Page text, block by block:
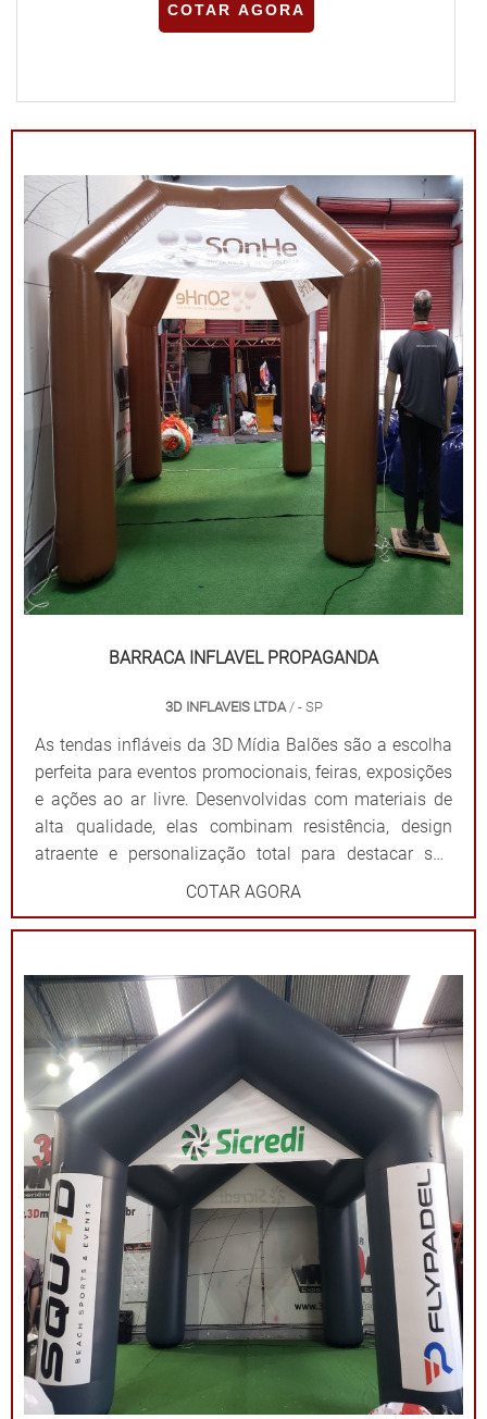
COTAR AGORA
BARRACA INFLAVEL PROPAGANDA
3D INFLAVEIS LTDA/ - SP
As tendas infláveis da 3D Mídia Balões são a escolha
perfeita para eventos promocionais, feiras, exposições
e ações ao ar livre. Desenvolvidas com materiais de
alta qualidade, elas combinam resistência, design
atraente e personalização total para destacar sua
marca de forma impactante. Cada tenda é projetada
ampla visibilidade com cores vibrantes e áreas
mensagem. Além de proteger contra sol ou chuva,
elas criam um ponto de referência visual que atrai o
público e fortalece sua presença em qualquer evento.
Por que escolher as tendas infláveis da 3D Mídia
Balões? Personalização completa: Formatos, cores e
impressões exclusivas. Praticidade: Fácil transporte,
montagem e desmontagem. Durabilidade: Feitas com
materiais resistentes para uso frequente. Impacto
visual: Garantem destaque em meio a qualquer
cenário. Dê destaque à sua marca e torne seu evento
inesquecível com uma solução que combina
funcionalidade e impacto visual!
COTAR AGORA